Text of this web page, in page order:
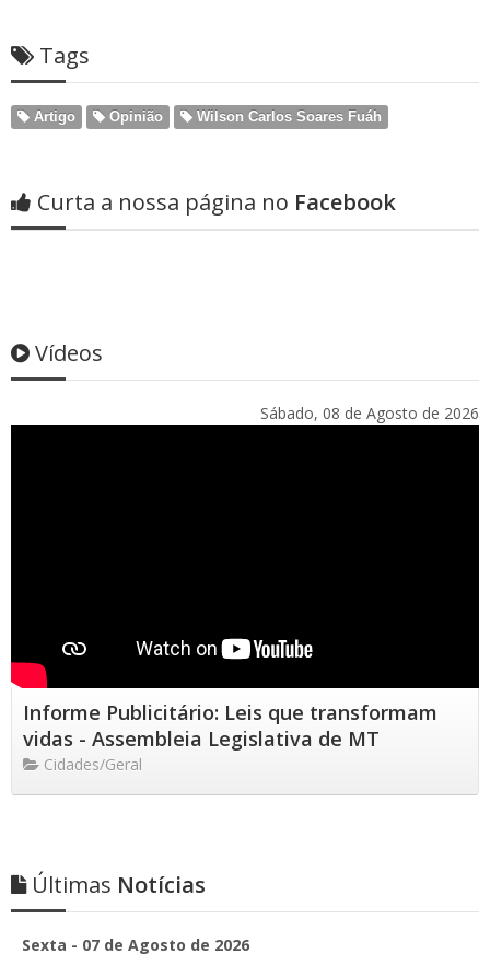
Tags
Artigo Opinião Wilson Carlos Soares Fuáh
Curta a nossa página no Facebook
Vídeos
Sábado, 08 de Agosto de 2026
Informe Publicitário: Leis que transformam
vidas - Assembleia Legislativa de MT
Cidades/Geral
Últimas Notícias
Sexta - 07 de Agosto de 2026